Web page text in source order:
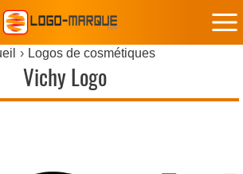
Logos de cosmétiques
Vichy Logo